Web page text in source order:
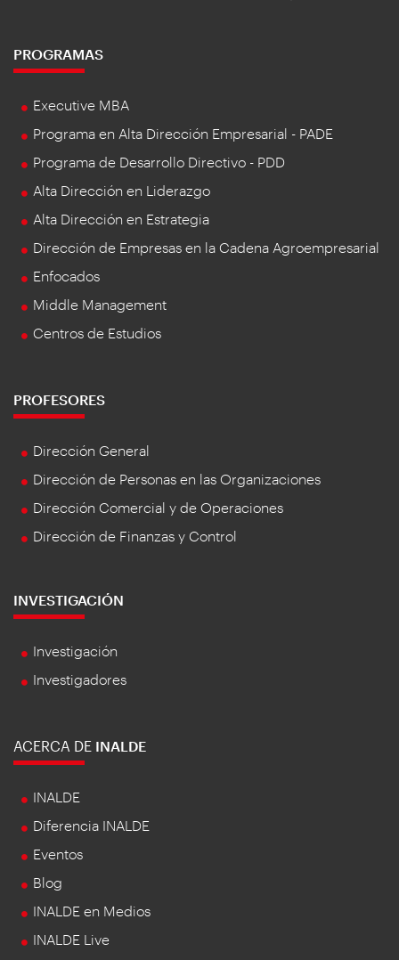
PROGRAMAS
Executive MBA
Programa en Alta Dirección Empresarial - PADE
Programa de Desarrollo Directivo - PDD
Alta Dirección en Liderazgo
Alta Dirección en Estrategia
Dirección de Empresas en la Cadena Agroempresarial
Enfocados
Middle Management
Centros de Estudios
PROFESORES
Dirección General
Dirección de Personas en las Organizaciones
Dirección Comercial y de Operaciones
Dirección de Finanzas y Control
INVESTIGACIÓN
Investigación
Investigadores
ACERCA DE INALDE
INALDE
Diferencia INALDE
Eventos
Blog
INALDE en Medios
INALDE Live